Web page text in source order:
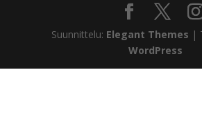
Suunnittelu: Elegant Themes |
WordPress